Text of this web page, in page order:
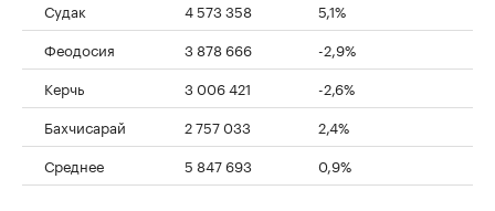
Судак
4 573 358
5,1%
Феодосия
3 878 666
-2,9%
Керчь
3 006 421
-2,6%
Бахчисарай
2 757 033
2,4%
Среднее
5 847 693 0,9%